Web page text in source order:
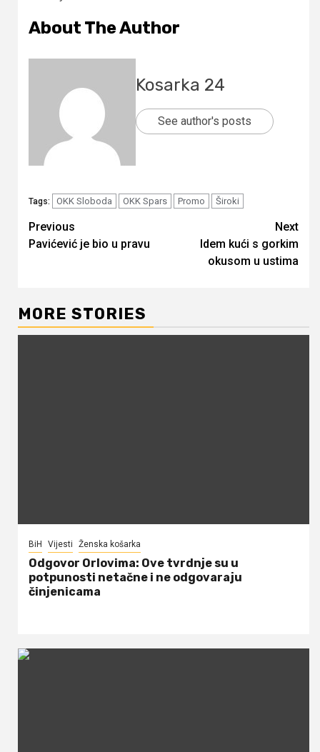
About The Author
Kosarka 24
See author's posts
Tags: OKK Sloboda OKK Spars Promo Široki
Continue
Reading
Previous
Pavićević je bio u pravu
Next
Idem kući s gorkim
okusom u ustima
MORE STORIES
BiH Vijesti Ženska košarka
Odgovor Orlovima: ​Ove tvrdnje su u
potpunosti netačne i ne odgovaraju
činjenicama